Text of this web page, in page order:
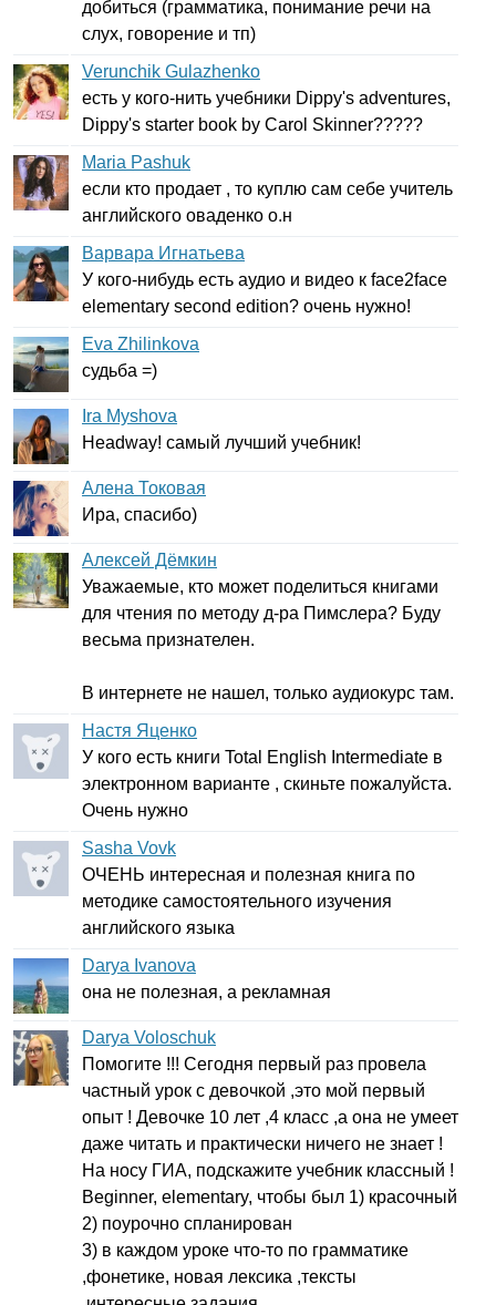
добиться (грамматика, понимание речи на
слух, говорение и тп)
Verunchik Gulazhenko
есть у кого-нить учебники Dippy's adventures,
Dippy's starter book by Carol Skinner?????
Maria Pashuk
если кто продает , то куплю сам себе учитель
английского оваденко о.н
Варвара Игнатьева
У кого-нибудь есть аудио и видео к face2face
elementary second edition? очень нужно!
Eva Zhilinkova
судьба =)
Ira Myshova
Headway! самый лучший учебник!
Алена Токовая
Ира, спасибо)
Алексей Дёмкин
Уважаемые, кто может поделиться книгами
для чтения по методу д-ра Пимслера? Буду
весьма признателен.
В интернете не нашел, только аудиокурс там.
Настя Яценко
У кого есть книги Total English Intermediate в
электронном варианте , скиньте пожалуйста.
Очень нужно
Sasha Vovk
ОЧЕНЬ интересная и полезная книга по
методике самостоятельного изучения
английского языка
Darya Ivanova
она не полезная, а рекламная
Darya Voloschuk
Помогите !!! Сегодня первый раз провела
частный урок с девочкой ,это мой первый
опыт ! Девочке 10 лет ,4 класс ,а она не умеет
даже читать и практически ничего не знает !
На носу ГИА, подскажите учебник классный !
Beginner, elementary, чтобы был 1) красочный
2) поурочно спланирован
3) в каждом уроке что-то по грамматике
,фонетике, новая лексика ,тексты